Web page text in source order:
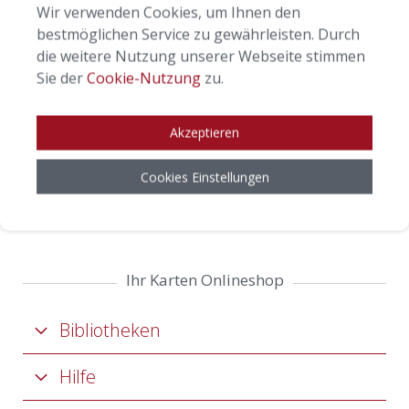
Ihr Karten Onlineshop
Bibliotheken
Hilfe
Wir verwenden Cookies, um Ihnen den
bestmöglichen Service zu gewährleisten. Durch
die weitere Nutzung unserer Webseite stimmen
Sie derCookie-Nutzung zu.
Akzeptieren
Cookies Einstellungen